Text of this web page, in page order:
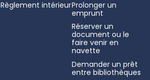
Règlement intérieurProlonger un
emprunt
Réserver un
document ou le
faire venir en
navette
Demander un prêt
entre bibliothèques